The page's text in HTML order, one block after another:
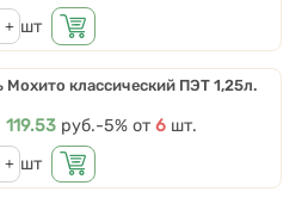
шт
Мохито классический ПЭТ 1,25л.
Цена
119.53 руб.Скидки от количества
-5% от6 шт.
шт